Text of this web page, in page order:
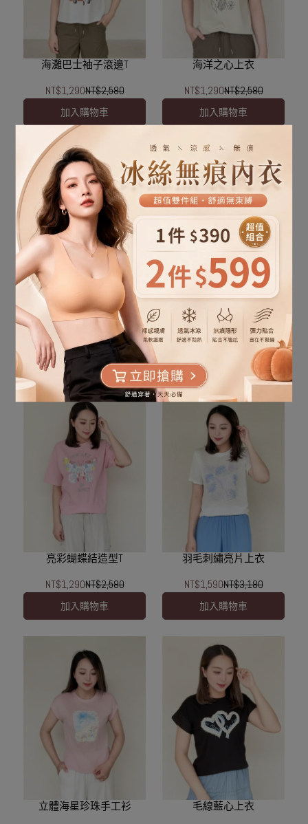
海灘巴士袖子滾邊T
NT$1,290NT$2,580
加入購物車
海洋之心上衣
NT$1,290NT$2,580
加入購物車
英文字小花亮片上衣
NT$1,590
NT$3,180
加入購物車
星星字母項鍊造型上衣
NT$990NT$1,980
亮彩蝴蝶結造型T
NT$1,290NT$2,580
加入購物車
羽毛刺繡亮片上衣
NT$1,590NT$3,180
加入購物車
立體海星珍珠手工衫
毛線藍心上衣